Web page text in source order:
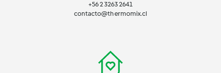
+56 2 3263 2641
contacto@thermomix.cl